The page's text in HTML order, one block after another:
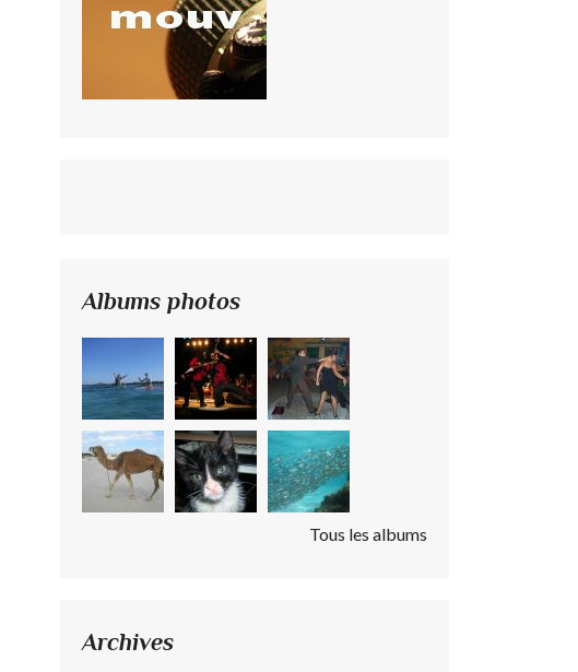
Albums photos
Tous les albums
Archives